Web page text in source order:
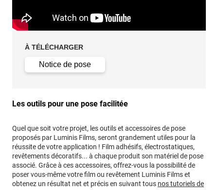
À TÉLÉCHARGER
Notice de pose
Les outils pour une pose facilitée
Quel que soit votre projet, les outils et accessoires de pose
proposés par Luminis Films, seront grandement utiles pour la
réussite de votre application ! Film adhésifs, électrostatiques,
revêtements décoratifs... à chaque produit son matériel de pose
associé. Grâce à ces accessoires, offrez-vous la possibilité de
poser vous-même votre film ou revêtement Luminis Films et
obtenez un résultat net et précis en suivant tous nos tutoriels de